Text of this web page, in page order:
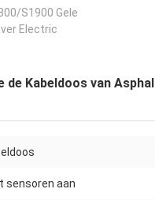
S1900 Gele
Electric
de Kabeldoos van
sensoren aan